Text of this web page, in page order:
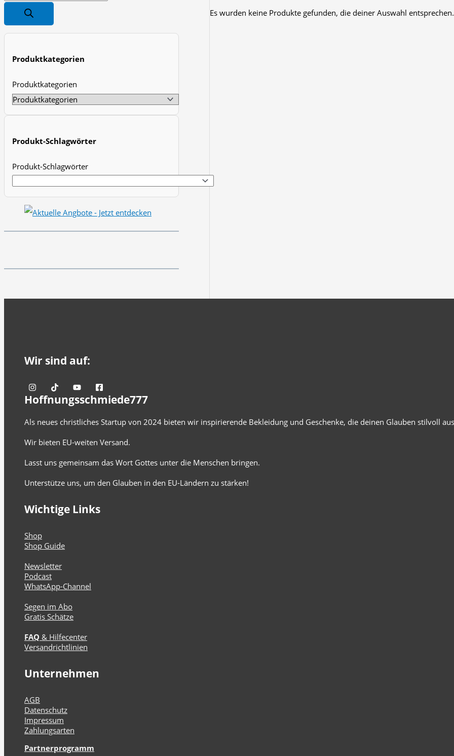
o
s
Produktkategorien
Produktkategorien
Produkt-Schlagwörter
Produkt-Schlagwörter
Es wurden keine Produkte gefunden, die deiner Auswahl entsprechen.
Wir sind auf:
Hoffnungsschmiede777
Als neues christliches Startup von 2024 bieten wir inspirierende Bekleidung und Geschenke, die deinen Glauben stilvoll
Wir bieten EU-weiten Versand.
Lasst uns gemeinsam das Wort Gottes unter die Menschen bringen.
Unterstütze uns, um den Glauben in den EU-Ländern zu stärken!
Wichtige Links
Shop
Shop Guide
Newsletter
Podcast
WhatsApp-Channel
Segen im Abo
Gratis Schätze
FAQ & Hilfecenter
Versandrichtlinien
Unternehmen
AGB
Datenschutz
Impressum
Zahlungsarten
Partnerprogramm